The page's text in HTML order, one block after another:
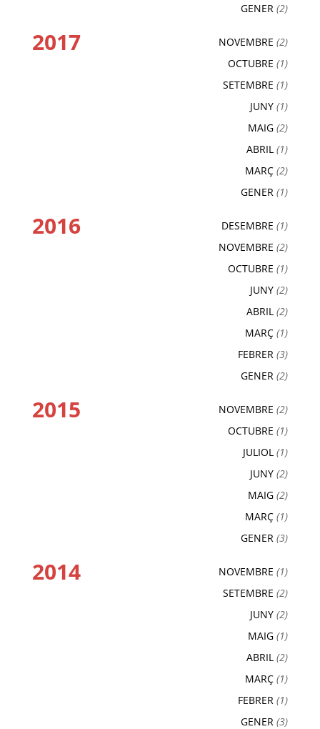
GENER (2)
2017 NOVEMBRE (2)
OCTUBRE (1)
SETEMBRE (1)
JUNY (1)
MAIG (2)
ABRIL (1)
MARÇ (2)
GENER (1)
2016 DESEMBRE (1)
NOVEMBRE (2)
OCTUBRE (1)
JUNY (2)
ABRIL (2)
MARÇ (1)
FEBRER (3)
GENER (2)
2015 NOVEMBRE (2)
OCTUBRE (1)
JULIOL (1)
JUNY (2)
MAIG (2)
MARÇ (1)
GENER (3)
2014 NOVEMBRE (1)
SETEMBRE (2)
JUNY (2)
MAIG (1)
ABRIL (2)
MARÇ (1)
FEBRER (1)
GENER (3)